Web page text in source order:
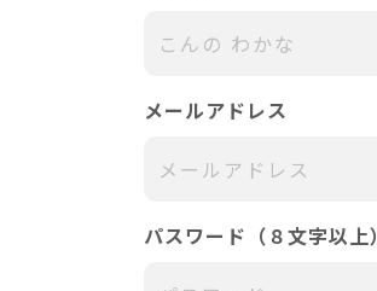
メールアドレス
パスワード（８文字以上）